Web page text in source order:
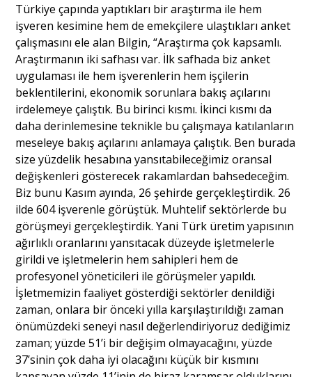
Türkiye çapında yaptıkları bir araştırma ile hem
işveren kesimine hem de emekçilere ulaştıkları anket
çalışmasını ele alan Bilgin, “Araştırma çok kapsamlı.
Araştırmanın iki safhası var. İlk safhada biz anket
uygulaması ile hem işverenlerin hem işçilerin
beklentilerini, ekonomik sorunlara bakış açılarını
irdelemeye çalıştık. Bu birinci kısmı. İkinci kısmı da
daha derinlemesine teknikle bu çalışmaya katılanların
meseleye bakış açılarını anlamaya çalıştık. Ben burada
size yüzdelik hesabına yansıtabileceğimiz oransal
değişkenleri gösterecek rakamlardan bahsedeceğim.
Biz bunu Kasım ayında, 26 şehirde gerçekleştirdik. 26
ilde 604 işverenle görüştük. Muhtelif sektörlerde bu
görüşmeyi gerçekleştirdik. Yani Türk üretim yapısının
ağırlıklı oranlarını yansıtacak düzeyde işletmelerle
girildi ve işletmelerin hem sahipleri hem de
profesyonel yöneticileri ile görüşmeler yapıldı.
İşletmemizin faaliyet gösterdiği sektörler denildiği
zaman, onlara bir önceki yılla karşılaştırıldığı zaman
önümüzdeki seneyi nasıl değerlendiriyoruz dediğimiz
zaman; yüzde 51’i bir değişim olmayacağını, yüzde
37’sinin çok daha iyi olacağını küçük bir kısmını